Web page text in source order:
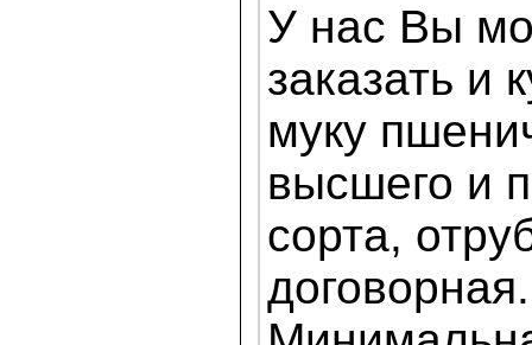
У нас Вы
заказать и
муку
высшего и
сорта,
договорная.